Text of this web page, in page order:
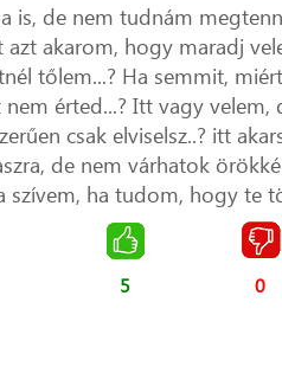
is, de nem tudnám
akarom, hogy maradj
tőlem...? Ha semmit,
érted...? Itt vagy
csak elviselsz..? itt
de nem várhatok
szívem, ha tudom, hogy te
5 0